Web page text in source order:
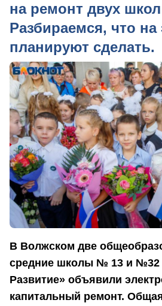
на ремонт двух
Разбираемся, что на
планируют сделать.
В Волжском две
средние школы № 13 и №32
Развитие» объявили
капитальный ремонт.